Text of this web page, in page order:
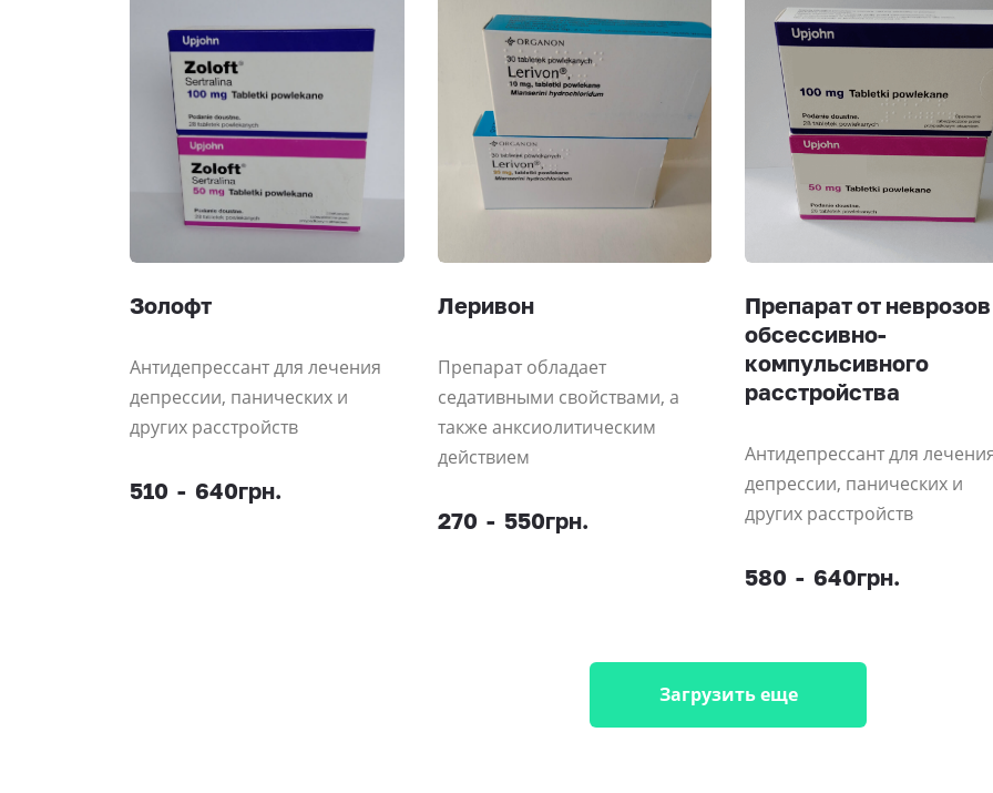
Золофт
Антидепрессант для лечения
депрессии, панических и
других расстройств
510 - 640грн.
Леривон
Препарат обладает
седативными свойствами, а
также анксиолитическим
действием
270 - 550грн.
Препарат от
обсессивно-
компульсивного
расстройства
Антидепрессант для
депрессии, панических и
других расстройств
580 - 640грн.
Загрузить еще